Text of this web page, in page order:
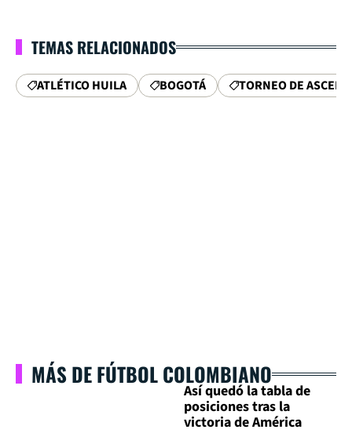
TEMAS RELACIONADOS
ATLÉTICO HUILA BOGOTÁ TORNEO DE
MÁS DE FÚTBOL COLOMBIANO
Así quedó la tabla de
posiciones tras la
victoria de América